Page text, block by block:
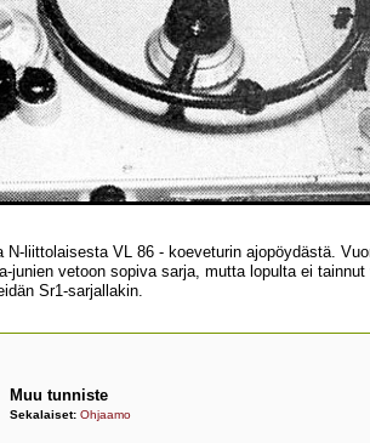
liittolaisesta VL 86 - koeveturin ajopöydästä.
junien vetoon sopiva sarja, mutta lopulta ei
Sr1-sarjallakin.
Muu tunniste
Sekalaiset: Ohjaamo